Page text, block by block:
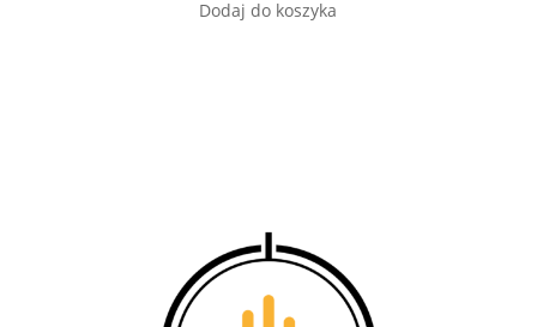
Dodaj do koszyka